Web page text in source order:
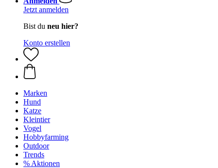
Jetzt anmelden
Bist du neu hier?
Konto erstellen
Marken
Hund
Katze
Kleintier
Vogel
Hobbyfarming
Outdoor
Trends
% Aktionen